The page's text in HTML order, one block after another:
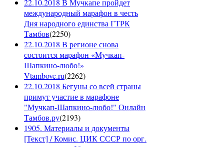
22.10.2018 В Мучкапе пройдет
международный марафон в честь
Дня народного единства ГТРК
Тамбов(2250)
22.10.2018 В регионе снова
состоится марафон «Мучкап-
Шапкино-любо!»
Vtambove.ru(2262)
22.10.2018 Бегуны со всей страны
примут участие в марафоне
"Мучкап-Шапкино-любо!" Онлайн
Тамбов.ру(2193)
1905. Материалы и документы
[Текст] / Комис. ЦИК СССР по орг.